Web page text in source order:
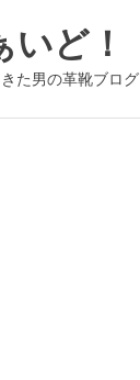
いど！
た男の革靴ブログ